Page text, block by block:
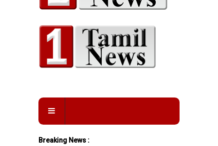
Breaking News :